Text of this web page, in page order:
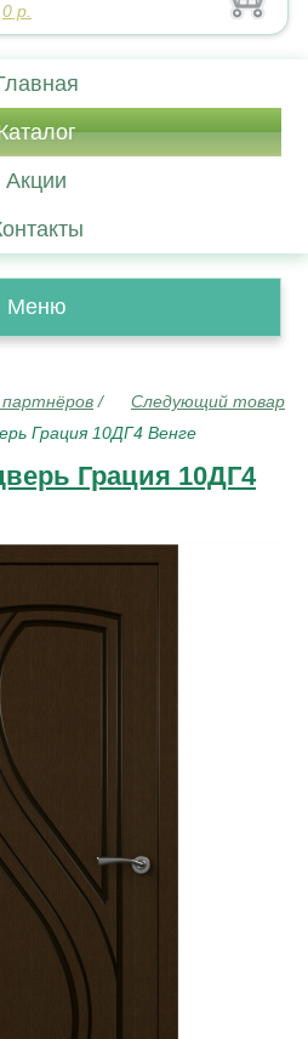
0 р.
Акции
Меню
Следующий товар
/
Грация 10ДГ4 Венге
Грация 10ДГ4